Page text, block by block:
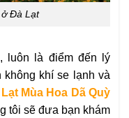
Đà Lạt
luôn là điểm đến lý
khí se lạnh và
Mùa Hoa Dã Quỳ
tôi sẽ đưa bạn khám